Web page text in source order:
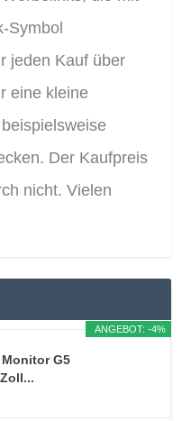
Symbol
jeden Kauf über
eine kleine
Der Kaufpreis
nicht. Vielen
ANGEBOT: -4%
G5